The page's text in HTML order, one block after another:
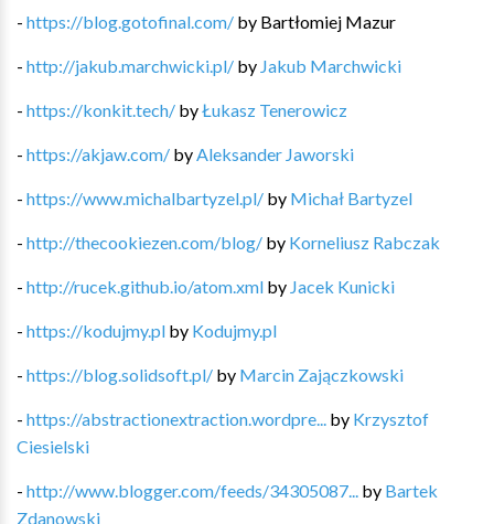
- https://blog.gotofinal.com/ by Bartłomiej Mazur
- http://jakub.marchwicki.pl/ by Jakub Marchwicki
- https://konkit.tech/ byŁukasz Tenerowicz
- https://akjaw.com/ by Aleksander Jaworski
- https://www.michalbartyzel.pl/ by Michał Bartyzel
- http://thecookiezen.com/blog/ by Korneliusz Rabczak
- http://rucek.github.io/atom.xml by Jacek Kunicki
- https://kodujmy.pl by Kodujmy.pl
- https://blog.solidsoft.pl/ by Marcin Zajączkowski
- https://abstractionextraction.wordpre... by Krzysztof
Ciesielski
- http://www.blogger.com/feeds/34305087... by Bartek
Zdanowski